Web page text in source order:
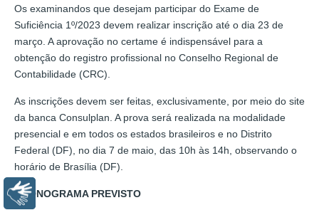
Os examinandos que desejam participar do Exame de
Suficiência 1º/2023 devem realizar inscrição até o dia 23 de
março. A aprovação no certame é indispensável para a
obtenção do registro profissional no Conselho Regional de
Contabilidade (CRC).
As inscrições devem ser feitas, exclusivamente, por meio do site
da banca Consulplan. A prova será realizada na modalidade
presencial e em todos os estados brasileiros e no Distrito
Federal (DF), no dia 7 de maio, das 10h às 14h, observando o
horário de Brasília (DF).
CRONOGRAMA PREVISTO
Libras